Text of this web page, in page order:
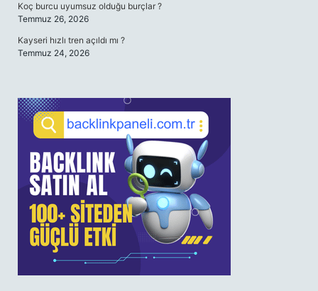
Koç burcu uyumsuz olduğu burçlar ?
Temmuz 26, 2026
Kayseri hızlı tren açıldı mı ?
Temmuz 24, 2026